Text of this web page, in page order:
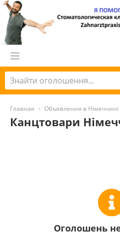
Главная Объявления в Німеччині
Канцтовари
Оголошень